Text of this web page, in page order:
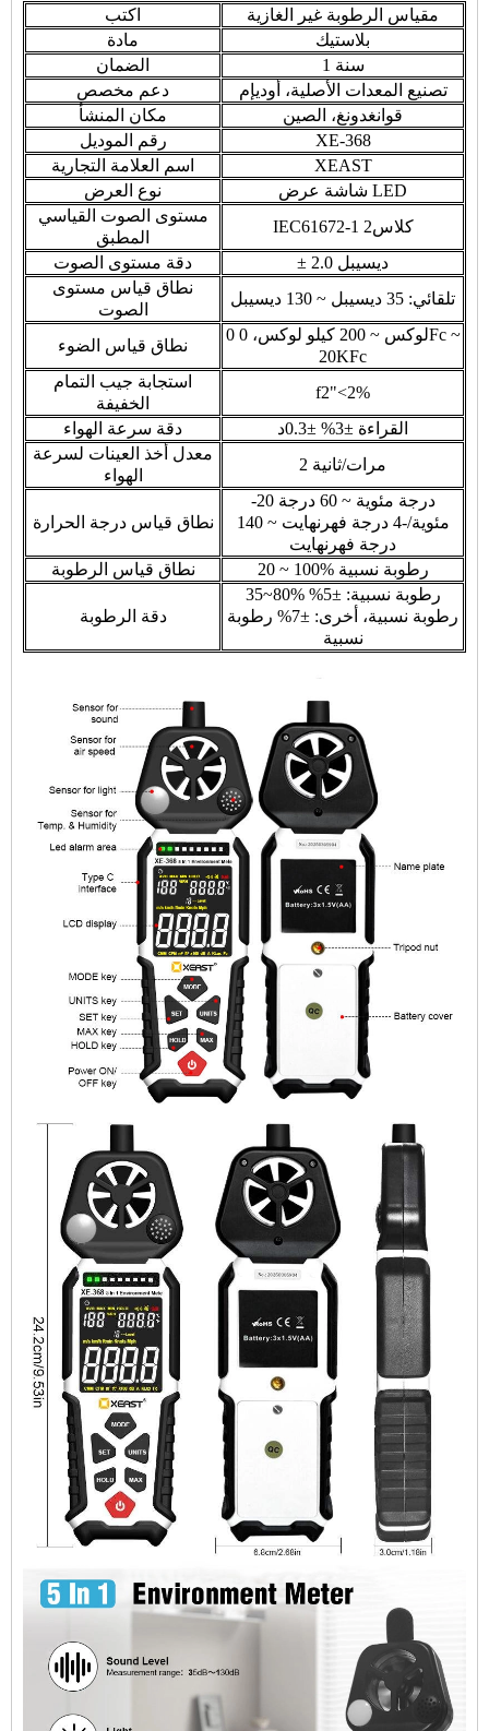
اكتب
مقياس الرطوبة غير الغازية
مادة
بلاستيك
الضمان
1 سنة
دعم مخصص
تصنيع المعدات الأصلية، أوديإم
مكان المنشأ
قوانغدونغ، الصين
رقم الموديل
XE-368
اسم العلامة التجارية
XEAST
نوع العرض
شاشة عرض LED
مستوى الصوت القياسي
المطبق
IEC61672-1 كلاس2
دقة مستوى الصوت
± 2.0 ديسيبل
نطاق قياس مستوى
الصوت
تلقائي: 35 ديسيبل ~ 130 ديسيبل
نطاق قياس الضوء
0 لوكس ~ 200 كيلو لوكس، 0Fc ~
20KFc
استجابة جيب التمام
الخفيفة
f2"<2%
دقة سرعة الهواء
القراءة ±3% ±0.3د
معدل أخذ العينات لسرعة
الهواء
2 مرات/ثانية
نطاق قياس درجة الحرارة
-20 درجة مئوية ~ 60 درجة
مئوية/-4 درجة فهرنهايت ~ 140
درجة فهرنهايت
نطاق قياس الرطوبة
20 ~ 100% رطوبة نسبية
دقة الرطوبة
35~80% رطوبة نسبية: ±5%
رطوبة نسبية، أخرى: ±7% رطوبة
نسبية